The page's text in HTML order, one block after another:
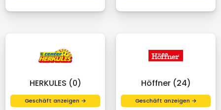
HERKULES (0)
Geschäft anzeigen →
Höffner (24)
Geschäft anzeigen →